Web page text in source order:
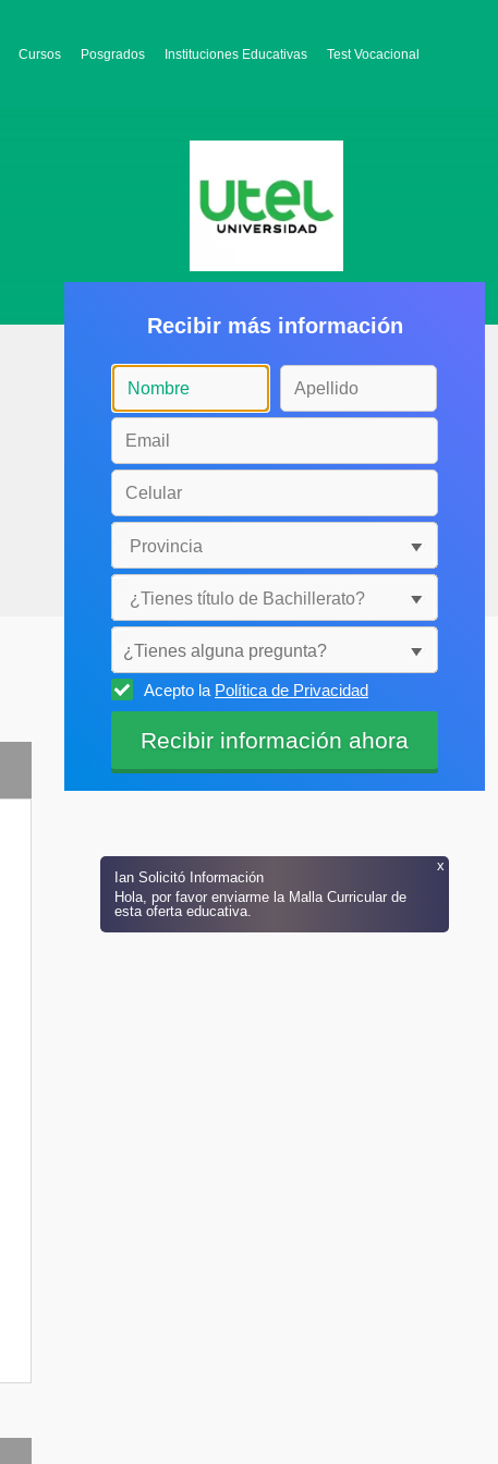
Cursos Posgrados Instituciones Educativas Test Vocacional
Recibir más información
¿Tienes alguna pregunta?
Selecciónala
Acepto la Política de Privacidad
Ian Solicitó Información
Hola, por favor enviarme la Malla Curricular de
esta oferta educativa.
x